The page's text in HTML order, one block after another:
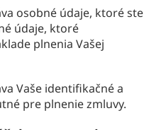
osobné údaje, ktoré ste
údaje, ktoré
plnenia Vašej
Vaše identifikačné a
pre plnenie zmluvy.